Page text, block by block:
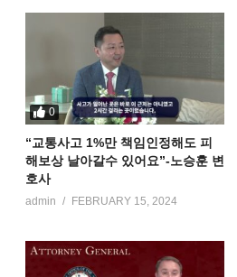
0
“교통사고 1%만 책임인정해도 피
해보상 날아갈수 있어요”-노승훈 변
호사
admin FEBRUARY 15, 2024